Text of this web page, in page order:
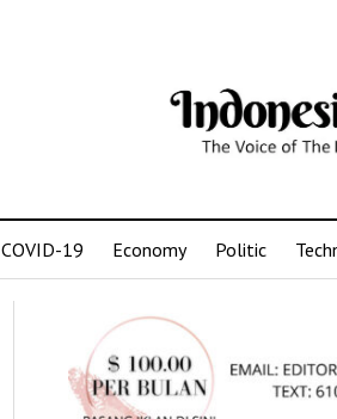
COVID-19 Economy Politic